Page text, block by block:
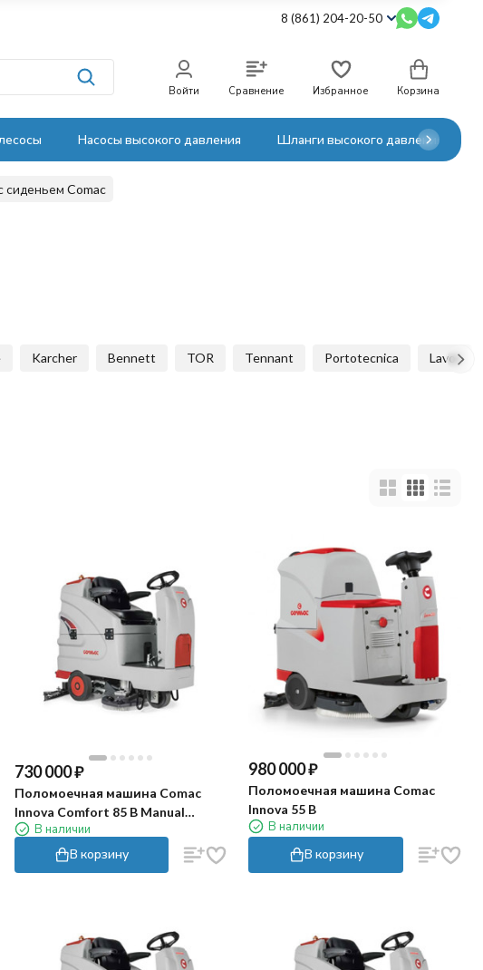
8 (861) 204-20-50
Войти Сравнение Избранное Корзина
Насосы высокого давления Шланги высокого давления
Comac
Karcher Bennett TOR Tennant Portotecnica Lavor
730 000₽
Поломоечная машина Comac
Innova Comfort 85 B Manual
(144Ач, Li)
В наличии
В корзину
980 000₽
Поломоечная машина Comac
Innova 55 B
В наличии
В корзину